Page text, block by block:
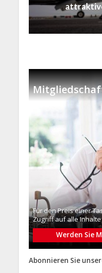
Für den Preis einer
Zugriff auf alle
Werden Sie
Abonnieren Sie